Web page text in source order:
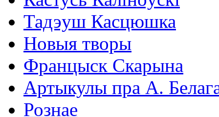
Тадэуш Касцюшка
Новыя творы
Францыск Скарына
Артыкулы пра А.
Рознае